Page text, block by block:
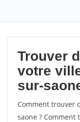
Trouver
votre
sur-
Comment trouver
saone ?